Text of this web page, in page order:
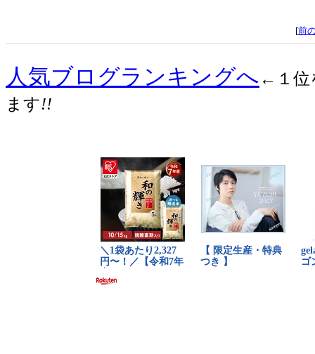
[前
人気ブログランキングへ ←１位
ます!!